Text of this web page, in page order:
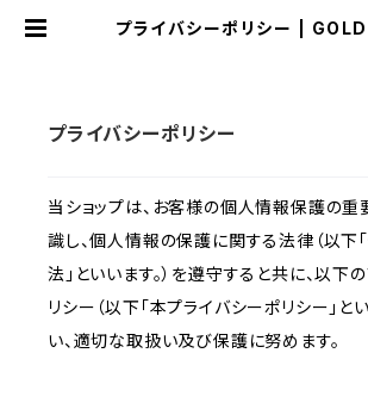
プライバシーポリシー |
プライバシーポリシー
当ショップは、お客様の個人情報保護の重
識し、個人情報の保護に関する法律（以下
法」といいます。）を遵守すると共に、以下
リシー（以下「本プライバシーポリシー」と
い、適切な取扱い及び保護に努めます。